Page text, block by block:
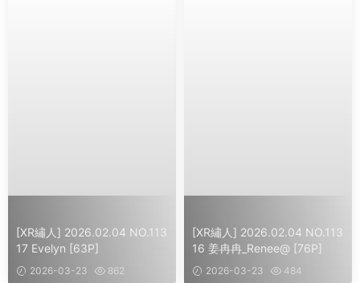
[XR繡人] 2026.02.04 NO.113
17 Evelyn [63P]
2026-03-23 862
[XR繡人] 2026.02.04 NO.113
16 姜冉冉_Renee@ [76P]
2026-03-23 484